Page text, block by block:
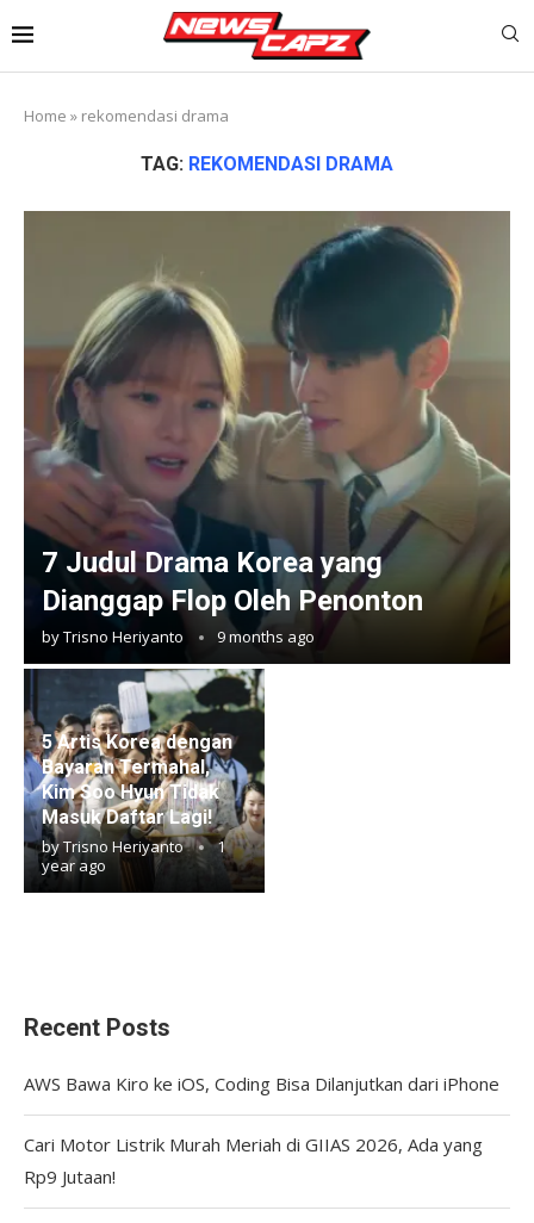
Home » rekomendasi drama
TAG: REKOMENDASI DRAMA
7 Judul Drama Korea yang
Dianggap Flop Oleh Penonton
byTrisno Heriyanto 9 months ago
5 Artis Korea dengan
Bayaran Termahal,
Kim Soo Hyun Tidak
Masuk Daftar Lagi!
byTrisno Heriyanto
1
year ago
Recent Posts
AWS Bawa Kiro ke iOS, Coding Bisa Dilanjutkan dari iPhone
Cari Motor Listrik Murah Meriah di GIIAS 2026, Ada yang
Rp9 Jutaan!